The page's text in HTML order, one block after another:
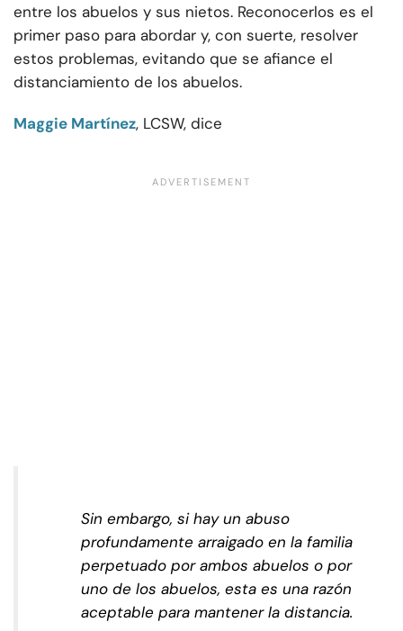
entre los abuelos y sus nietos. Reconocerlos es el
primer paso para abordar y, con suerte, resolver
estos problemas, evitando que se afiance el
distanciamiento de los abuelos.
Maggie Martínez, LCSW, dice
Sin embargo, si hay un abuso
profundamente arraigado en la familia
perpetuado por ambos abuelos o por
uno de los abuelos, esta es una razón
aceptable para mantener la distancia.